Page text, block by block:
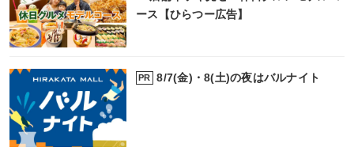
ース【ひらつー広告】
PR 8/7(金)・8(土)の夜はバルナイト